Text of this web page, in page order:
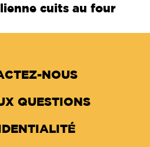
cuits au four
NOUS
QUESTIONS